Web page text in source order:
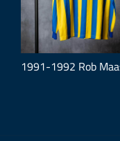
1991-1992 Rob